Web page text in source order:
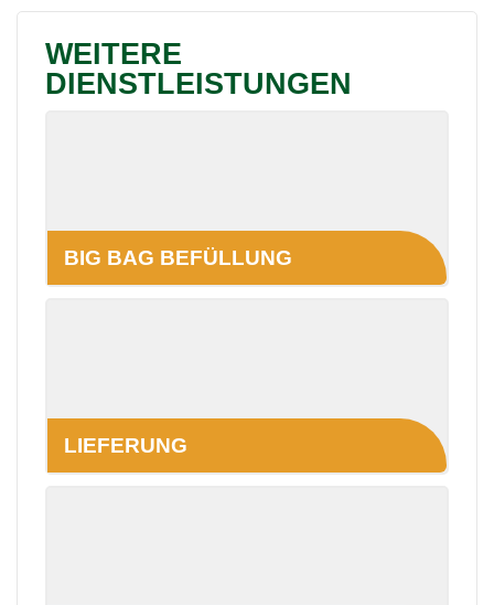
WEITERE
DIENSTLEISTUNGEN
BIG BAG BEFÜLLUNG
LIEFERUNG